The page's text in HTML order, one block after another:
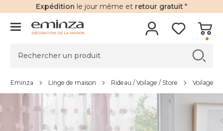
Expédition le jour même et retour gratuit *
DÉCORATION DE LA MAISON
Eminza Linge de maison Rideau / Voilage / Store Voilage